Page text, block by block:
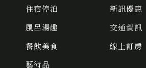
住宿停泊
風呂湯趣
餐飲美食
藝術品
新訊優惠
交通資訊
線上訂房